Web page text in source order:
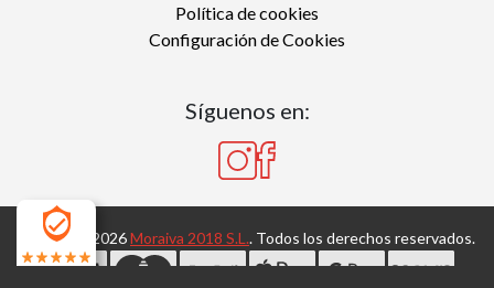
Política de cookies
Configuración de Cookies
Síguenos en:
Copyright 2026Moraiva 2018 S.L.. Todos los derechos reservados.